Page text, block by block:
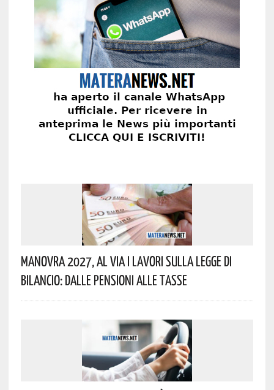
Manovra 2027, Al Via I Lavori Sulla Legge Di
Bilancio: Dalle Pensioni Alle Tasse